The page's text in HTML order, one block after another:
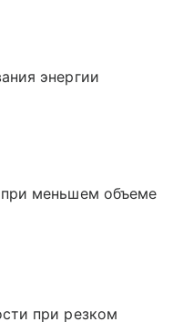
энергии
меньшем объеме
при резком